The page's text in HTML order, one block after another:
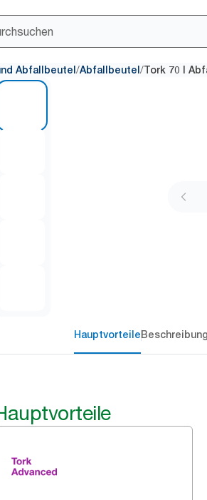
Abfallbeutel /Abfallbeutel /Tork 70 l
HauptvorteileBeschreibung